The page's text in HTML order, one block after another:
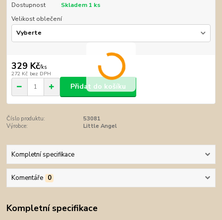
Dostupnost
Skladem 1 ks
Velikost oblečení
329 Kč/ks
272 Kč bez DPH
Přidat do košíku
Číslo produktu:
53081
Výrobce:
Little Angel
Kompletní specifikace
Komentáře 0
Kompletní specifikace